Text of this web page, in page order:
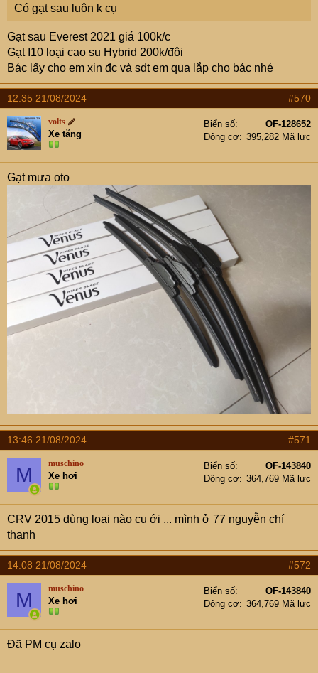
Có gạt sau luôn k cụ
Gạt sau Everest 2021 giá 100k/c
Gạt I10 loại cao su Hybrid 200k/đôi
Bác lấy cho em xin đc và sdt em qua lắp cho bác nhé
12:35 21/08/2024 #570
volts
Xe tăng
Biển số
OF-128652
Động cơ
395,282 Mã lực
Gạt mưa oto
13:46 21/08/2024 #571
M muschino
Xe hơi
Biển số
OF-143840
Động cơ
364,769 Mã lực
CRV 2015 dùng loại nào cụ ới ... mình ở 77 nguyễn chí
thanh
14:08 21/08/2024 #572
M muschino
Xe hơi
Biển số
OF-143840
Động cơ
364,769 Mã lực
Đã PM cụ zalo